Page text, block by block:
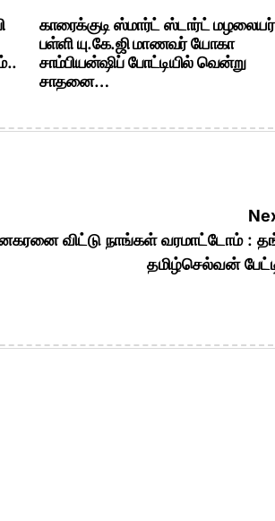
காரைக்குடி ஸ்மார்ட் ஸ்டார்ட் மழலையர்
பள்ளி யு.கே.ஜி மாணவர் யோகா
சாம்பியன்ஷிப் போட்டியில் வென்று
சாதனை…
தினகரனை விட்டு நாங்கள் வரமாட்டோம் :
தமிழ்செல்வன்